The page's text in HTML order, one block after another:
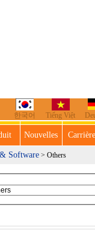
한국어 Tiếng Việt
Nouvelles
Software > Others